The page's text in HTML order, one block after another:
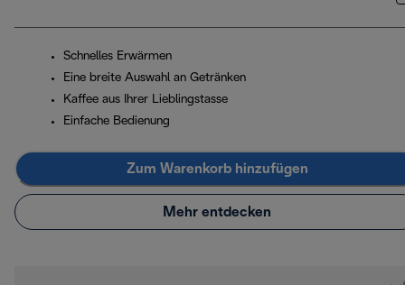
Schnelles Erwärmen
Eine breite Auswahl an Getränken
Kaffee aus Ihrer Lieblingstasse
Einfache Bedienung
Zum Warenkorb hinzufügen
Mehr entdecken